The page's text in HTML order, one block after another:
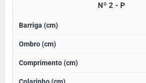
Nº 2 - P